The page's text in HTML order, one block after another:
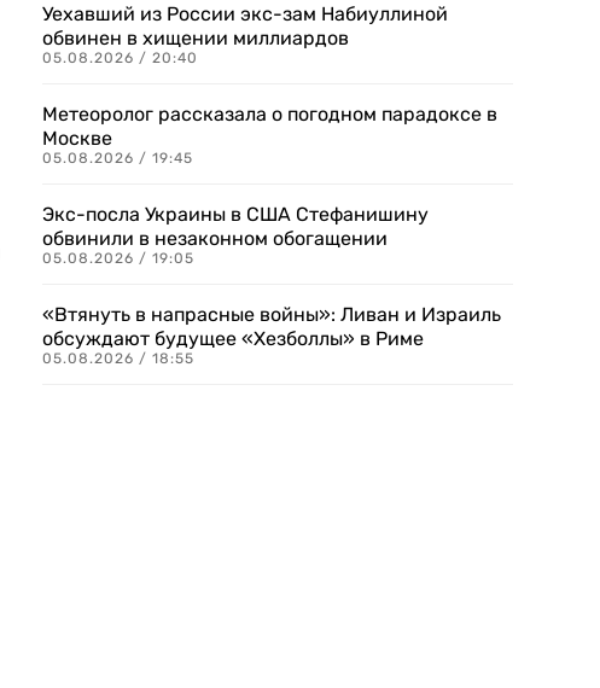
Уехавший из России экс-зам Набиуллиной
обвинен в хищении миллиардов
05.08.2026 / 20:40
Метеоролог рассказала о погодном парадоксе в
Москве
05.08.2026 / 19:45
Экс-посла Украины в США Стефанишину
обвинили в незаконном обогащении
05.08.2026 / 19:05
«Втянуть в напрасные войны»: Ливан и Израиль
обсуждают будущее «Хезболлы» в Риме
05.08.2026 / 18:55